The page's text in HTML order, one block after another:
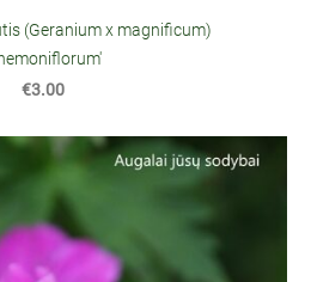
(Geranium x magnificum)
€3.00